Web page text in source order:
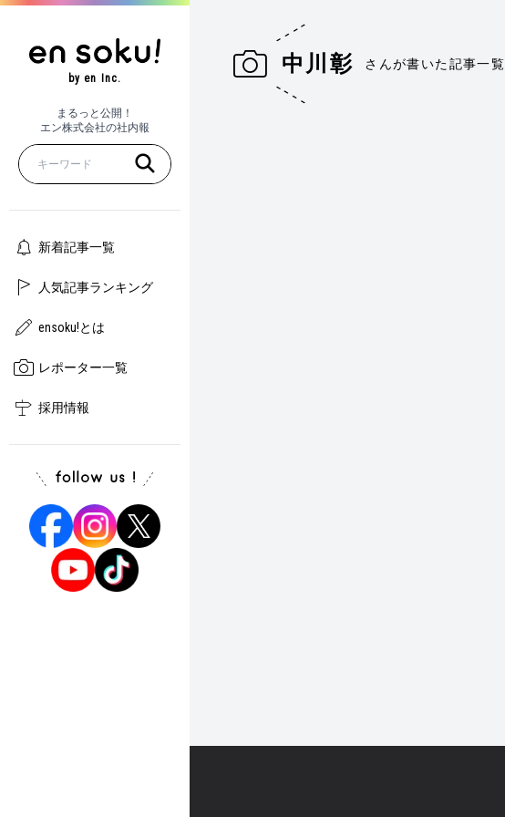
by en Inc.
まるっと公開！
エン株式会社の社内報
新着記事一覧
人気記事ランキング
ensoku!とは
レポーター一覧
採用情報
中川彰 さんが書いた記事一覧